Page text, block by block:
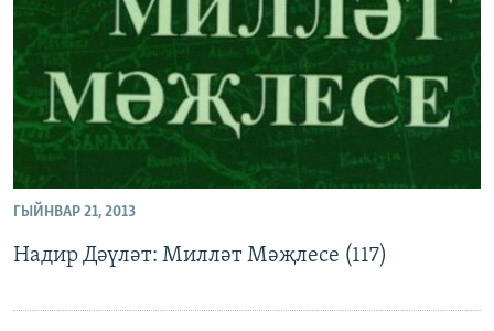
ГЫЙНВАР 21, 2013
Надир Дәүләт: Милләт Мәҗлесе (117)